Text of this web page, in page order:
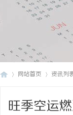
网站首页 资讯列
旺季空运